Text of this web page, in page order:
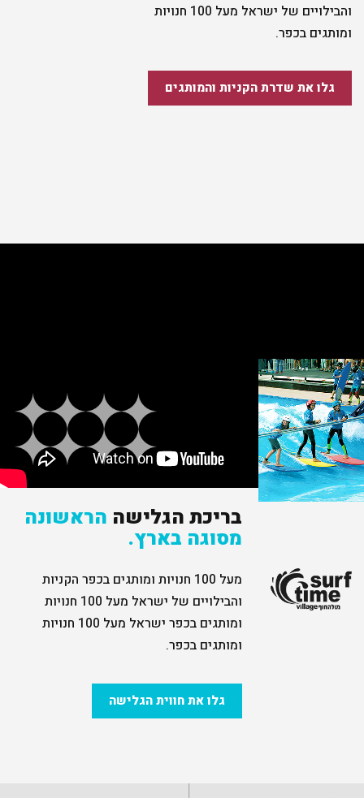
והבילויים של ישראל מעל 100 חנויות
ומותגים בכפר.
גלו את שדרת הקניות והמותגים
בריכת הגלישה הראשונה
מסוגה בארץ.
מעל 100 חנויות ומותגים בכפר הקניות
והבילויים של ישראל מעל 100 חנויות
ומותגים בכפר ישראל מעל 100 חנויות
ומותגים בכפר.
גלו את חווית הגלישה